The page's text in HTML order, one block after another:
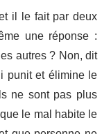
il le fait par deux
une réponse :
autres ? Non, dit
punit et élimine le
ne sont pas plus
le mal habite le